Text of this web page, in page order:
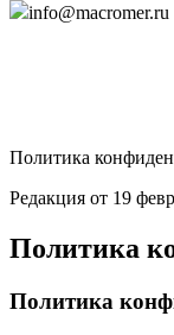
info@macromer.ru
Политика
Редакция от 19
Политика
Политика